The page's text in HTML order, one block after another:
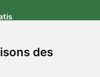
des
boven 95 EUR
moment binnen 90